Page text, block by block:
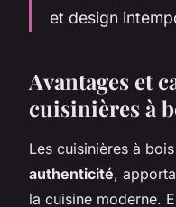
et design
Avantages et
cuisinières à
Les cuisinières à
authenticité,
la cuisine moderne.